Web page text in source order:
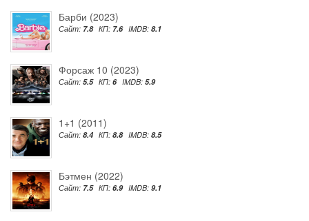
Барби (2023)
Сайт: 7.8 КП: 7.6 IMDB: 8.1
Форсаж 10 (2023)
Сайт: 5.5 КП: 6 IMDB: 5.9
1+1 (2011)
Сайт: 8.4 КП: 8.8 IMDB: 8.5
Бэтмен (2022)
Сайт: 7.5 КП: 6.9 IMDB: 9.1